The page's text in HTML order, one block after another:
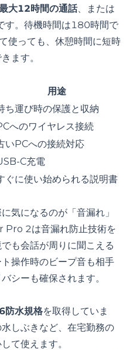
大12時間の通話、または
す。待機時間は180時間で
使っても、休憩時間に短時
ます。
用途
ち運び時の保護と収納
へのワイヤレス接続
いPCへの接続対応
C充電
ぐに使い始められる説明書
気になるのが「音漏れ」
2は音漏れ防止技術を
も会話が周りに聞こえる
操作時のビープ音も相手
シーも確保されます。
防水規格を取得していま
しぶきなど、在宅勤務の
て使えます。